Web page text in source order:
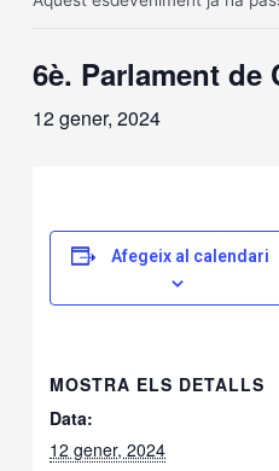
6è. Parlament de
12 gener, 2024
Afegeix al calendari
MOSTRA ELS DETALLS
Data:
12 gener, 2024